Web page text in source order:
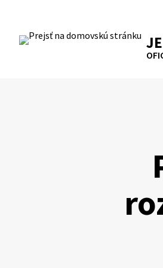
obsah
RSS Mapa Tlačiť